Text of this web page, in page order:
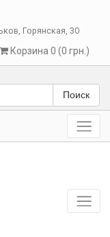
, Горянская, 30
Корзина 0 (0 грн.)
Поиск